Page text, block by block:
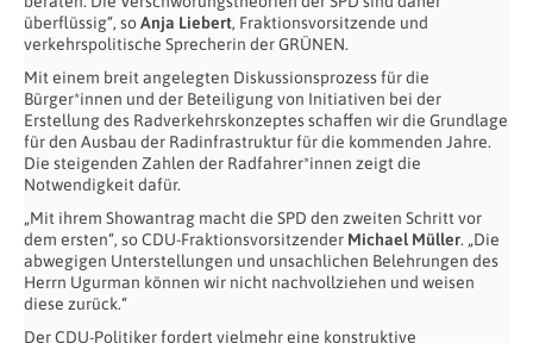
überflüssig“, soAnja Liebert, Fraktionsvorsitzende und
verkehrspolitische Sprecherin der GRÜNEN.
Mit einem breit angelegten Diskussionsprozess für die
Bürger*innen und der Beteiligung von Initiativen bei der
Erstellung des Radverkehrskonzeptes schaffen wir die Grundlage
für den Ausbau der Radinfrastruktur für die kommenden Jahre.
Die steigenden Zahlen der Radfahrer*innen zeigt die
Notwendigkeit dafür.
„Mit ihrem Showantrag macht die SPD den zweiten Schritt vor
dem ersten“, so CDU-Fraktionsvorsitzender Michael Müller. „Die
abwegigen Unterstellungen und unsachlichen Belehrungen des
Herrn Ugurman können wir nicht nachvollziehen und weisen
diese zurück.“
Der CDU-Politiker fordert vielmehr eine konstruktive